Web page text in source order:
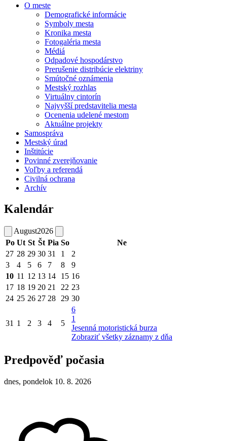
O meste
Demografické informácie
Symboly mesta
Kronika mesta
Fotogaléria mesta
Médiá
Odpadové hospodárstvo
Prerušenie distribúcie elektriny
Smútočné oznámenia
Mestský rozhlas
Virtuálny cintorín
Najvyšší predstavitelia mesta
Ocenenia udelené mestom
Aktuálne projekty
Samospráva
Mestský úrad
Inštitúcie
Povinné zverejňovanie
Voľby a referendá
Civilná ochrana
Archív
Kalendár
August2026
Po Ut St Št Pia So
Ne
27 28 29 30 31 1
2
3
4 5 6 7 8
9
10 11 12 13 14 15 16
17 18 19 20 21 22 23
24 25 26 27 28 29 30
31 1 2 3 4 5
6
1
Jesenná motoristická burza
Zobraziť všetky záznamy z dňa
Predpověď počasia
dnes, pondelok 10. 8. 2026